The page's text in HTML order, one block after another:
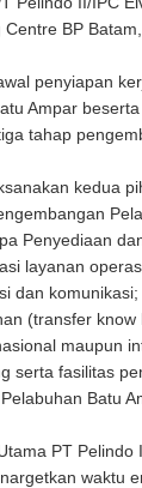
BP Batam,
penyiapan
Ampar
tahap
kedua
Penyediaan
layanan
dan
(transfer know
maupun
serta fasilitas
Batu
PT Pelindo
waktu